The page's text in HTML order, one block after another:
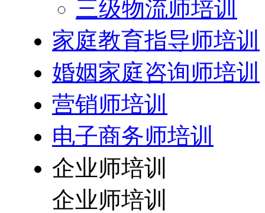
三级物流师培训
家庭教育指导师培训
婚姻家庭咨询师培训
营销师培训
电子商务师培训
企业师培训
企业师培训